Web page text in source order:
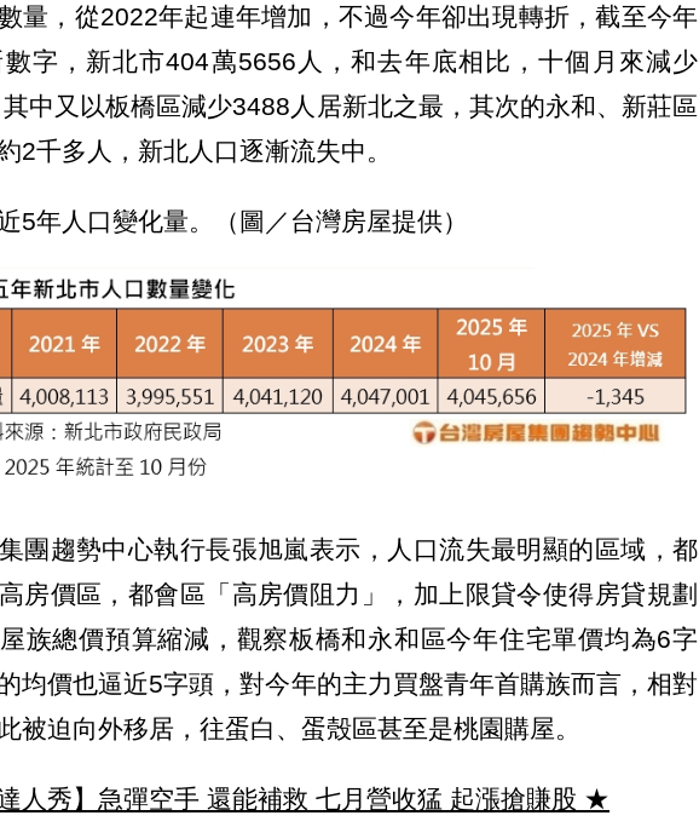
量，從2022年起連年增加，不過今年卻出現轉折，截至今年
字，新北市404萬5656人，和去年底相比，十個月來減少
中又以板橋區減少3488人居新北之最，其次的永和、新莊區
2千多人，新北人口逐漸流失中。
5年人口變化量。（圖／台灣房屋提供）
團趨勢中心執行長張旭嵐表示，人口流失最明顯的區域，都
房價區，都會區「高房價阻力」，加上限貸令使得房貸規劃
族總價預算縮減，觀察板橋和永和區今年住宅單價均為6字
均價也逼近5字頭，對今年的主力買盤青年首購族而言，相對
被迫向外移居，往蛋白、蛋殼區甚至是桃園購屋。
人秀】急彈空手 還能補救 七月營收猛 起漲搶賺股 ★